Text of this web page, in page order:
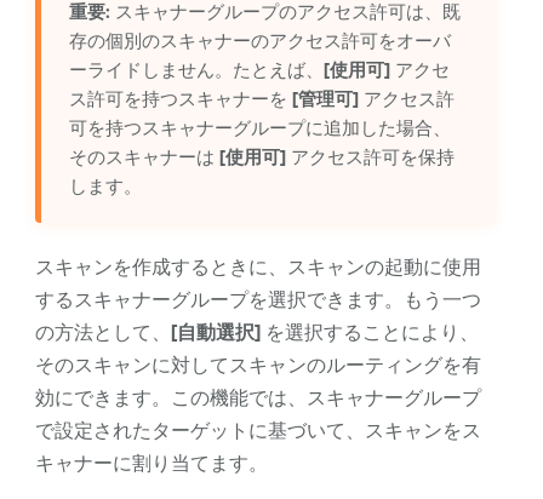
重要: スキャナーグループのアクセス許可は、既
存の個別のスキャナーのアクセス許可をオーバ
ーライドしません。たとえば、 [使用可]アクセ
ス許可を持つスキャナーを [管理可]アクセス許
可を持つスキャナーグループに追加した場合、
そのスキャナーは [使用可]アクセス許可を保持
します。
スキャンを作成するときに、スキャンの起動に使用
するスキャナーグループを選択できます。もう一つ
の方法として、 [自動選択]を選択することにより、
そのスキャンに対してスキャンのルーティングを有
効にできます。この機能では、スキャナーグループ
で設定されたターゲットに基づいて、スキャンをス
キャナーに割り当てます。